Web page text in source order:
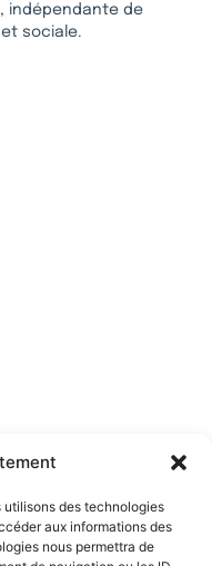
utilisons des technologies
aux informations des
nous permettra de
indépendante de
sociale.